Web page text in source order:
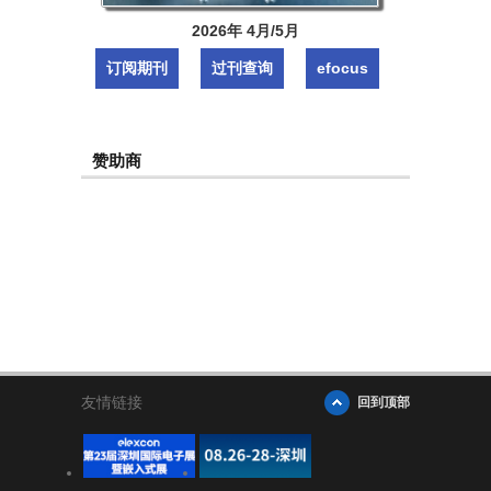
2026年 4月/5月
订阅期刊 过刊查询 efocus
赞助商
友情链接 回到顶部